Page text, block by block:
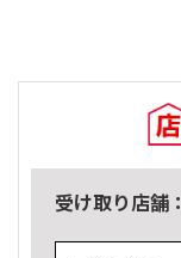
受け取り店舗：